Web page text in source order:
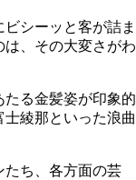
シーッと客が詰ま
、その大変さがわ
る金髪姿が印象的
綾那といった浪曲
たち、各方面の芸